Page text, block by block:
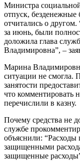
Министра
отпуск, безденежные
отчитались о
за июнь, были
доложила глава
Владимировна”, –
Марина
ситуации не смогла.
занятости
что комментировать
перечислили в казну.
Почему средства не
службе
объяснили: “Расходы
защищенными
защищенные